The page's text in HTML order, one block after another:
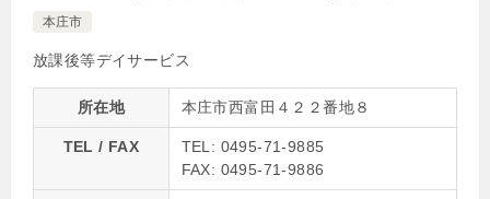
本庄市
放課後等デイサービス
所在地 本庄市西富田４２２番地８
TEL / FAX
TEL: 0495-71-9885
FAX: 0495-71-9886